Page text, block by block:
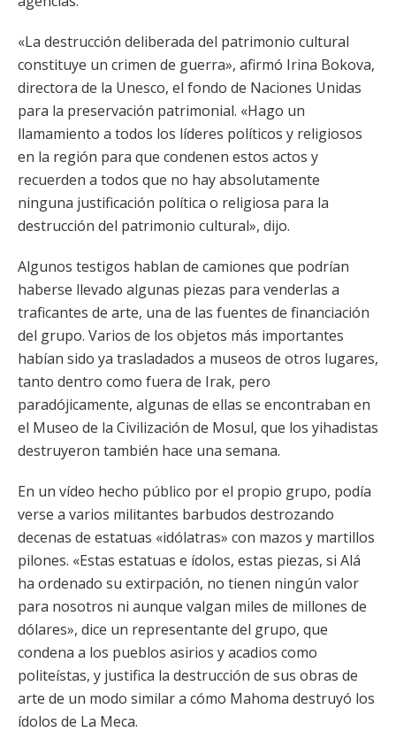
«La destrucción deliberada del patrimonio cultural
constituye un crimen de guerra», afirmó Irina Bokova,
directora de la Unesco, el fondo de Naciones Unidas
para la preservación patrimonial. «Hago un
llamamiento a todos los líderes políticos y religiosos
en la región para que condenen estos actos y
recuerden a todos que no hay absolutamente
ninguna justificación política o religiosa para la
destrucción del patrimonio cultural», dijo.
Algunos testigos hablan de camiones que podrían
haberse llevado algunas piezas para venderlas a
traficantes de arte, una de las fuentes de financiación
del grupo. Varios de los objetos más importantes
habían sido ya trasladados a museos de otros lugares,
tanto dentro como fuera de Irak, pero
paradójicamente, algunas de ellas se encontraban en
el Museo de la Civilización de Mosul, que los yihadistas
destruyeron también hace una semana.
En un vídeo hecho público por el propio grupo, podía
verse a varios militantes barbudos destrozando
decenas de estatuas «idólatras» con mazos y martillos
pilones. «Estas estatuas e ídolos, estas piezas, si Alá
ha ordenado su extirpación, no tienen ningún valor
para nosotros ni aunque valgan miles de millones de
dólares», dice un representante del grupo, que
condena a los pueblos asirios y acadios como
politeístas, y justifica la destrucción de sus obras de
arte de un modo similar a cómo Mahoma destruyó los
ídolos de La Meca.